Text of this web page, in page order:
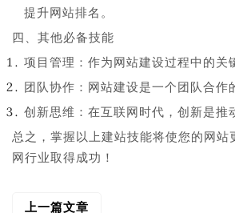
提升网站排名。
四、其他必备技能
项目管理：作为网站建设过程中的关
团队协作：网站建设是一个团队合作
创新思维：在互联网时代，创新是推
总之，掌握以上建站技能将使您的网
网行业取得成功！
上一篇文章